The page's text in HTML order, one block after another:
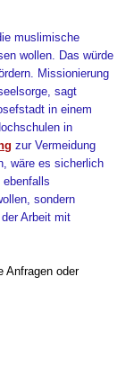
muslimische
wollen. Das würde
Missionierung
sagt
in einem
in
zur Vermeidung
wäre es sicherlich
sondern
Arbeit mit
Anfragen oder